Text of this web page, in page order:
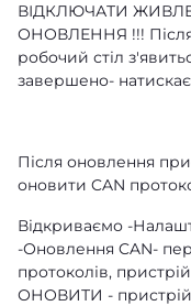
ВІДКЛЮЧАТИ
ОНОВЛЕННЯ !!! Після
робочий стіл
завершено-
Після оновлення
оновити CAN
Відкриваємо -
-Оновлення CAN-
протоколів,
ОНОВИТИ - пристрій